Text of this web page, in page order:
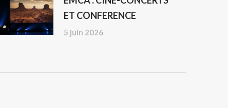
ET CONFERENCE
5 juin 2026